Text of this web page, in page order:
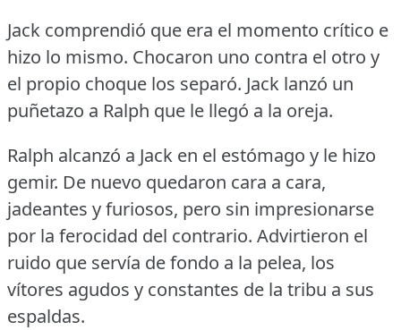
Jack comprendió que era el momento crítico e
hizo lo mismo. Chocaron uno contra el otro y
el propio choque los separó. Jack lanzó un
puñetazo a Ralph que le llegó a la oreja.
Ralph alcanzó a Jack en el estómago y le hizo
gemir. De nuevo quedaron cara a cara,
jadeantes y furiosos, pero sin impresionarse
por la ferocidad del contrario. Advirtieron el
ruido que servía de fondo a la pelea, los
vítores agudos y constantes de la tribu a sus
espaldas.